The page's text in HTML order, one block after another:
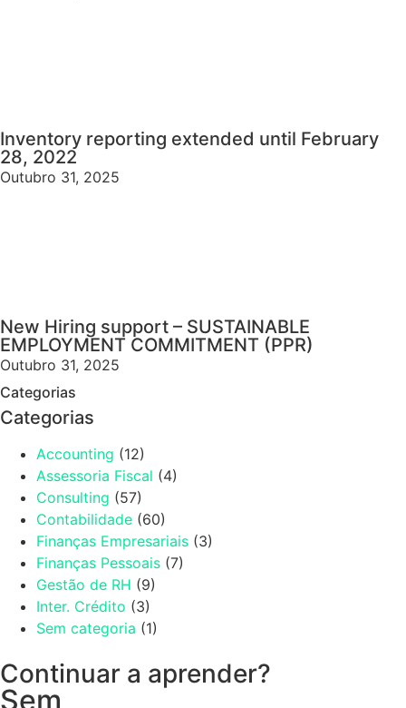
Inventory reporting extended until February
28, 2022
Outubro 31, 2025
New Hiring support – SUSTAINABLE
EMPLOYMENT COMMITMENT (PPR)
Outubro 31, 2025
Categorias
Categorias
Accounting (12)
Assessoria Fiscal (4)
Consulting (57)
Contabilidade (60)
Finanças Empresariais (3)
Finanças Pessoais (7)
Gestão de RH (9)
Inter. Crédito (3)
Sem categoria (1)
Continuar a aprender?
Sem